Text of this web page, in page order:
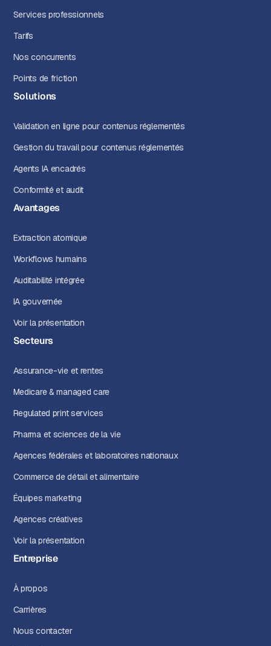
Services professionnels
Tarifs
Nos concurrents
Points de friction
Solutions
Validation en ligne pour contenus réglementés
Gestion du travail pour contenus réglementés
Agents IA encadrés
Conformité et audit
Avantages
Extraction atomique
Workflows humains
Auditabilité intégrée
IA gouvernée
Voir la présentation
Secteurs
Assurance-vie et rentes
Medicare & managed care
Regulated print services
Pharma et sciences de la vie
Agences fédérales et laboratoires nationaux
Commerce de détail et alimentaire
Équipes marketing
Agences créatives
Voir la présentation
Entreprise
À propos
Carrières
Nous contacter